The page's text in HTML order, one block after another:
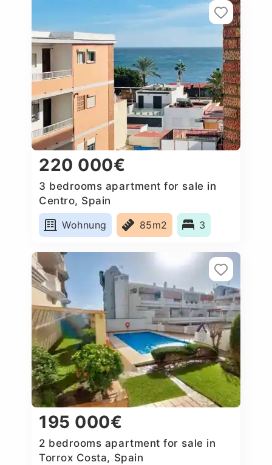
220 000€
3 bedrooms apartment for sale in
Centro, Spain
Wohnung
85m2 3
195 000€
2 bedrooms apartment for sale in
Torrox Costa, Spain